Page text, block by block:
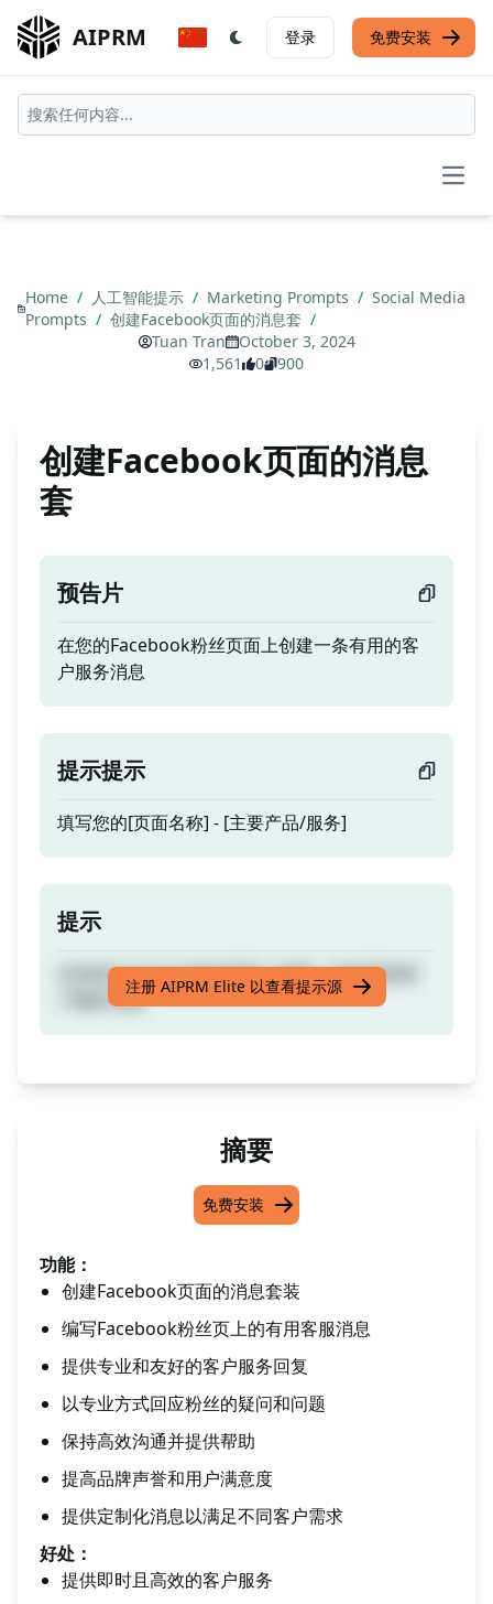
AIPRM 登录 免费安装
Home / 人工智能提示 / Marketing Prompts / Social Media
Prompts / 创建Facebook页面的消息套 /
Tuan Tran
October 3, 2024
1,561
0 900
创建Facebook页面的消息
套
预告片
在您的Facebook粉丝页面上创建一条有用的客
户服务消息
提示提示
填写您的[页面名称] - [主要产品/服务]
提示
在您的Facebook粉丝页面上创建一条有用的客
户服务消息
注册 AIPRM Elite 以查看提示源
摘要
免费安装
功能：
创建Facebook页面的消息套装
编写Facebook粉丝页上的有用客服消息
提供专业和友好的客户服务回复
以专业方式回应粉丝的疑问和问题
保持高效沟通并提供帮助
提高品牌声誉和用户满意度
提供定制化消息以满足不同客户需求
好处：
提供即时且高效的客户服务